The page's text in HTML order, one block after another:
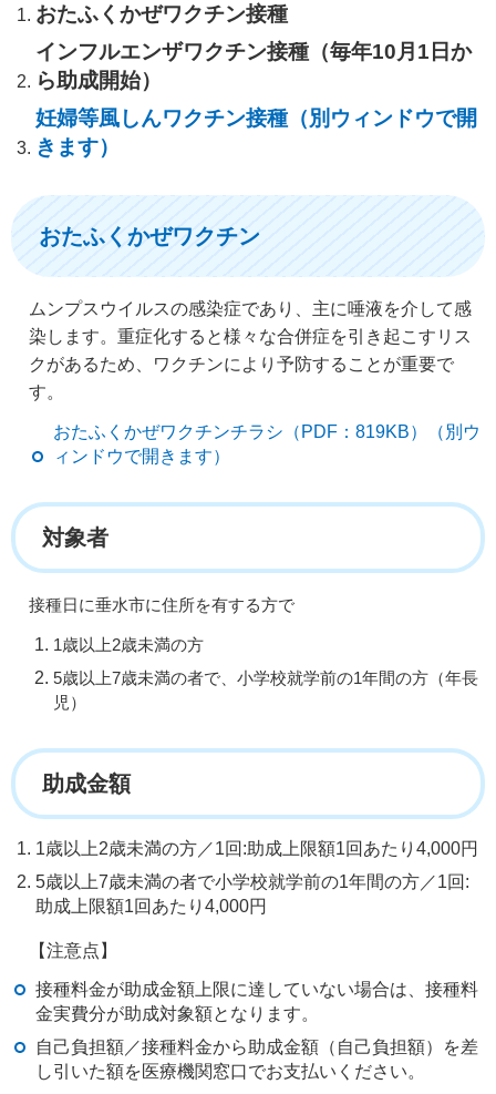
おたふくかぜワクチン接種
インフルエンザワクチン接種（毎年10月1日か
ら助成開始）
妊婦等風しんワクチン接種（別ウィンドウで開
きます）
おたふくかぜワクチン
ムンプスウイルスの感染症であり、主に唾液を介して感
染します。重症化すると様々な合併症を引き起こすリス
クがあるため、ワクチンにより予防することが重要で
す。
おたふくかぜワクチンチラシ（PDF：819KB）（別ウ
ィンドウで開きます）
対象者
接種日に垂水市に住所を有する方で
1歳以上2歳未満の方
5歳以上7歳未満の者で、小学校就学前の1年間の方（年長
児）
助成金額
1歳以上2歳未満の方／1回:助成上限額1回あたり4,000円
5歳以上7歳未満の者で小学校就学前の1年間の方／1回:
助成上限額1回あたり4,000円
【注意点】
接種料金が助成金額上限に達していない場合は、接種料
金実費分が助成対象額となります。
自己負担額／接種料金から助成金額（自己負担額）を差
し引いた額を医療機関窓口でお支払いください。